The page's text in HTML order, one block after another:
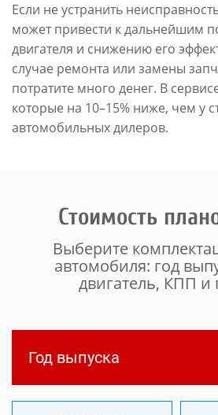
Если не устранить
может привести к дальнейшим
двигателя и снижению его
случае ремонта или замены
потратите много денег. В
которые на 10–15% ниже, чем у
автомобильных дилеров.
Стоимость
Выберите
автомобиля: год
двигатель, КПП и
Год выпуска